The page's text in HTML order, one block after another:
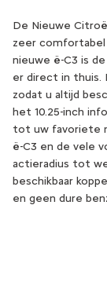
De Nieuwe
zeer comfortabel
nieuwe ë-C3 is
er direct in thuis.
zodat u altijd
het 10.25-inch
tot uw favoriete
ë-C3 en de vele
actieradius tot
beschikbaar
en geen dure